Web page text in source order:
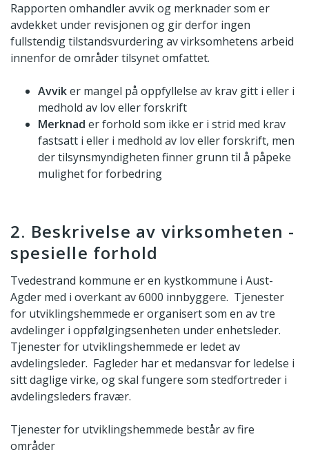
Rapporten omhandler avvik og merknader som er
avdekket under revisjonen og gir derfor ingen
fullstendig tilstandsvurdering av virksomhetens arbeid
innenfor de områder tilsynet omfattet.
Avviker mangel på oppfyllelse av krav gitt i eller i
medhold av lov eller forskrift
Merknad er forhold som ikke er i strid med krav
fastsatt i eller i medhold av lov eller forskrift, men
der tilsynsmyndigheten finner grunn til å påpeke
mulighet for forbedring
2. Beskrivelse av virksomheten -
spesielle forhold
Tvedestrand kommune er en kystkommune i Aust-
Agder med i overkant av 6000 innbyggere. Tjenester
for utviklingshemmede er organisert som en av tre
avdelinger i oppfølgingsenheten under enhetsleder.
Tjenester for utviklingshemmede er ledet av
avdelingsleder. Fagleder har et medansvar for ledelse i
sitt daglige virke, og skal fungere som stedfortreder i
avdelingsleders fravær.
Tjenester for utviklingshemmede består av fire
områder